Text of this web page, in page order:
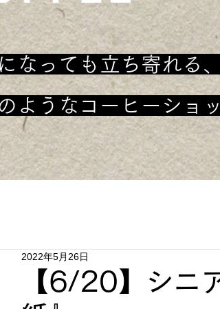
なっても立ち寄れる、
ようなコーヒーショッ
【6/20】シニ
2022年5月26日